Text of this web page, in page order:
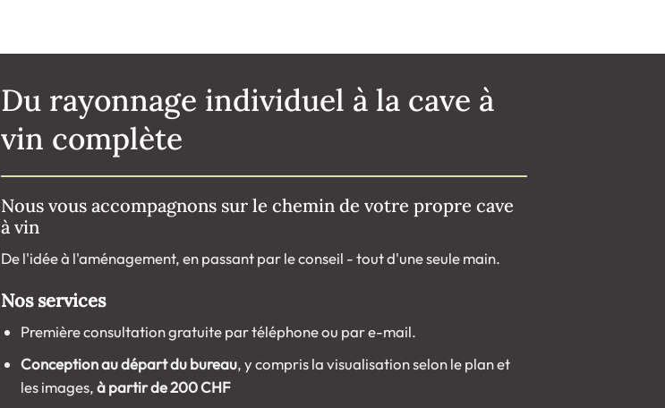
Du rayonnage individuel à la cave à
vin complète
Nous vous accompagnons sur le chemin de votre propre cave
à vin
De l'idée à l'aménagement, en passant par le conseil - tout d'une seule main.
Nos services
Première consultation gratuite par téléphone ou par e-mail.
Conception au départ du bureau, y compris la visualisation selon le plan et
les images,à partir de 200 CHF